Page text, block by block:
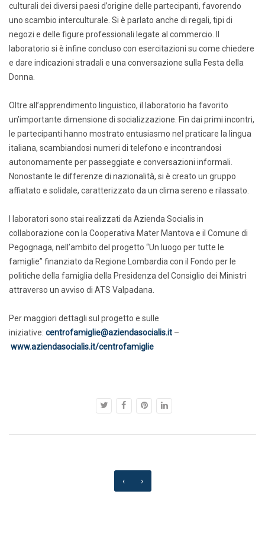
culturali dei diversi paesi d’origine delle partecipanti, favorendo
uno scambio interculturale. Si è parlato anche di regali, tipi di
negozi e delle figure professionali legate al commercio. Il
laboratorio si è infine concluso con esercitazioni su come chiedere
e dare indicazioni stradali e una conversazione sulla Festa della
Donna.
Oltre all’apprendimento linguistico, il laboratorio ha favorito
un’importante dimensione di socializzazione. Fin dai primi incontri,
le partecipanti hanno mostrato entusiasmo nel praticare la lingua
italiana, scambiandosi numeri di telefono e incontrandosi
autonomamente per passeggiate e conversazioni informali.
Nonostante le differenze di nazionalità, si è creato un gruppo
affiatato e solidale, caratterizzato da un clima sereno e rilassato.
I laboratori sono stai realizzati da Azienda Socialis in
collaborazione con la Cooperativa Mater Mantova e il Comune di
Pegognaga, nell’ambito del progetto “Un luogo per tutte le
famiglie” finanziato da Regione Lombardia con il Fondo per le
politiche della famiglia della Presidenza del Consiglio dei Ministri
attraverso un avviso di ATS Valpadana.
Per maggiori dettagli sul progetto e sulle
iniziative: centrofamiglie@aziendasocialis.it –
www.aziendasocialis.it/centrofamiglie
‹ ›